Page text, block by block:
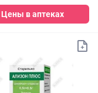
Цены в аптеках